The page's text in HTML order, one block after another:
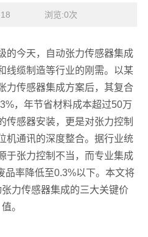
18    浏览:0次
的今天，自动张力传感器集成
线缆制造等行业的刚需。以某
力传感器集成方案后，其复合
，年节省材料成本超过50万
传感器安装，更是对张力控制
机通讯的深度整合。据行业统
于张力控制不当，而专业集成
品率降低至0.3%以下。本文将
力传感器集成的三大关键价
值。